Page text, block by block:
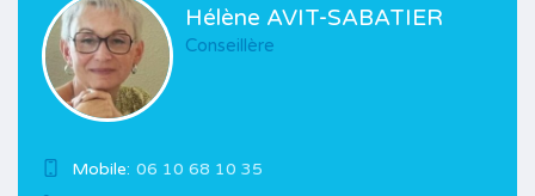
Hélène AVIT-SABATIER
Conseillère
Mobile: 06 10 68 10 35